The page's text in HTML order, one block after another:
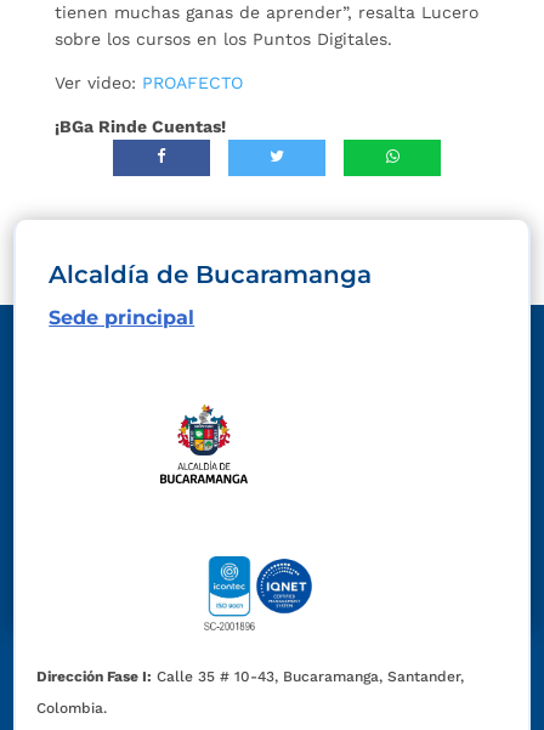
tienen muchas ganas de aprender”, resalta Lucero
sobre los cursos en los Puntos Digitales.
Ver video: PROAFECTO
¡BGa Rinde Cuentas!
Alcaldía de Bucaramanga
Sede principal
Dirección Fase I: Calle 35 # 10-43, Bucaramanga, Santander,
Colombia.